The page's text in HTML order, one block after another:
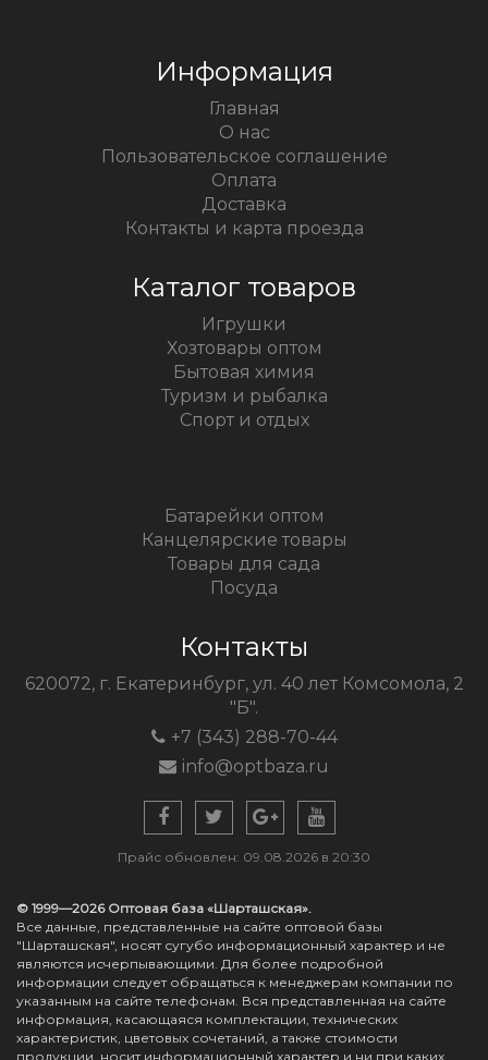
Информация
Главная
О нас
Пользовательское соглашение
Оплата
Доставка
Контакты и карта проезда
Каталог товаров
Игрушки
Хозтовары оптом
Бытовая химия
Туризм и рыбалка
Спорт и отдых
Батарейки оптом
Канцелярские товары
Товары для сада
Посуда
Контакты
620072, г. Екатеринбург, ул. 40 лет Комсомола, 2
"Б".
+7 (343) 288-70-44
info@optbaza.ru
Прайс обновлен: 09.08.2026 в 20:30
© 1999—2026 Оптовая база «Шарташская».
Все данные, представленные на сайте оптовой базы
"Шарташская", носят сугубо информационный характер и не
являются исчерпывающими. Для более подробной
информации следует обращаться к менеджерам компании по
указанным на сайте телефонам. Вся представленная на сайте
информация, касающаяся комплектации, технических
характеристик, цветовых сочетаний, а также стоимости
продукции, носит информационный характер и ни при каких